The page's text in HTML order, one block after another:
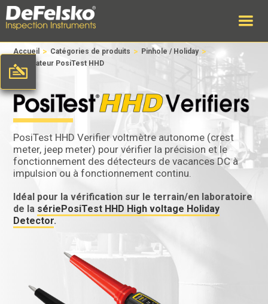
Accueil > Catégories de produits > Pinhole / Holiday >
Vérificateur PosiTest HHD
PosiTest HHD Verifier voltmètre autonome (crest
meter, jeep meter) pour vérifier la précision et le
fonctionnement des détecteurs de vacances DC à
impulsion ou à fonctionnement continu.
Idéal pour la vérification sur le terrain/en laboratoire
de la sériePosiTest HHD High voltage Holiday
Detector.